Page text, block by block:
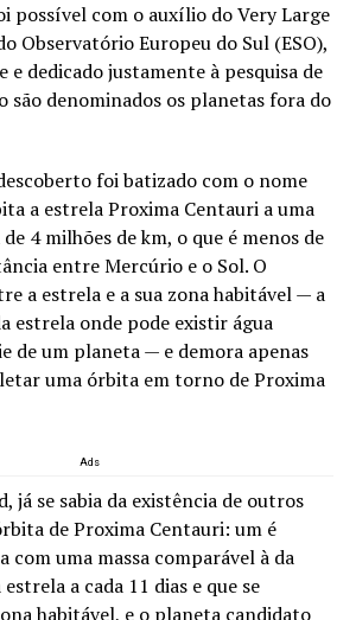
possível com o auxílio do Very Large
Observatório Europeu do Sul (ESO),
e dedicado justamente à pesquisa de
são denominados os planetas fora do
foi batizado com o nome
a estrela Proxima Centauri a uma
4 milhões de km, o que é menos de
entre Mercúrio e o Sol. O
a estrela e a sua zona habitável — a
estrela onde pode existir água
de um planeta — e demora apenas
uma órbita em torno de Proxima
Ads
já se sabia da existência de outros
de Proxima Centauri: um é
com uma massa comparável à da
a cada 11 dias e que se
habitável, e o planeta candidato